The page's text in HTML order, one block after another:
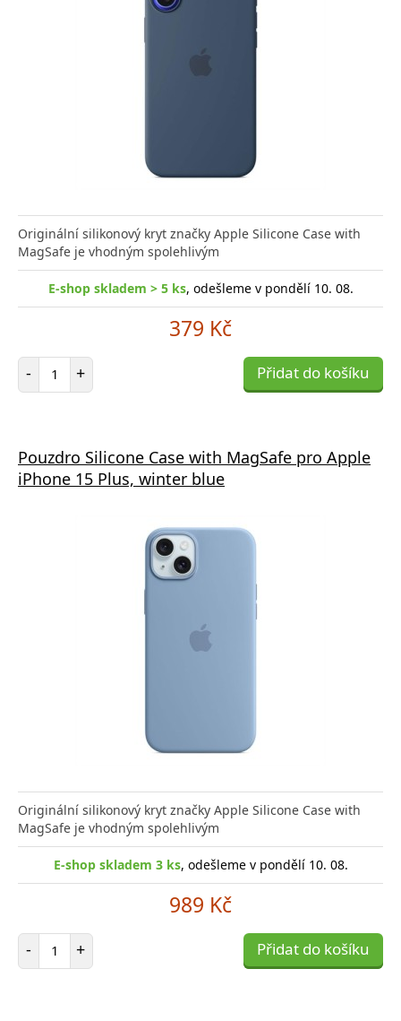
Originální silikonový kryt značky Apple Silicone Case with
MagSafe je vhodným spolehlivým
E-shop skladem > 5 ks, odešleme v pondělí 10. 08.
379 Kč
- Počet položek
+ Přidat do košíku
Pouzdro Silicone Case with MagSafe pro Apple
iPhone 15 Plus, winter blue
Originální silikonový kryt značky Apple Silicone Case with
MagSafe je vhodným spolehlivým
E-shop skladem 3 ks, odešleme v pondělí 10. 08.
989 Kč
- Počet položek
+ Přidat do košíku